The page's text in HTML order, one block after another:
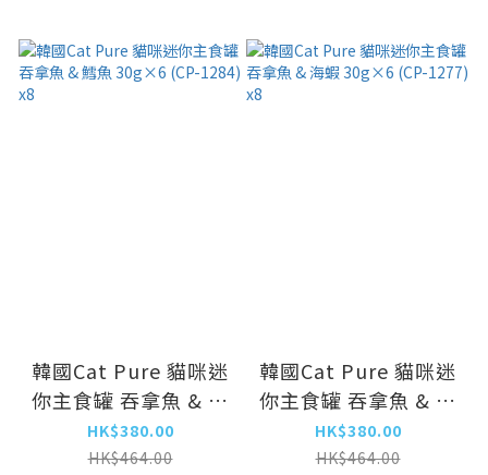
韓國Cat Pure 貓咪迷
你主食罐 吞拿魚 & 鱈
魚 30g×6 (CP-1284)
x8
HK$380.00
HK$464.00
韓國Cat Pure 貓咪迷
你主食罐 吞拿魚 & 海
蝦 30g×6 (CP-1277)
x8
HK$380.00
HK$464.00